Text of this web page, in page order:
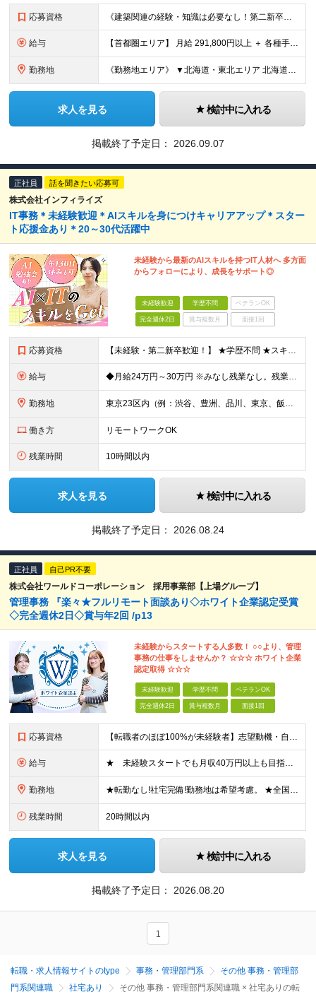
応募資格 《建築関連の経験・知識は必要なし！第二新卒歓迎》 ◎学歴・経歴・性別不問 ★20～30代メンバーが活躍中 ★U・Iターン歓迎 《応募条件》 ◆35歳までの方（若年層の長期キャリア形成を図るため） ※
給与 【首都圏エリア】 月給 291,800円以上 ＋ 各種手当 【北関東エリア】 月給 264,260円以上 ＋ 各種手当 【関西・四国エリア】 月給 278,040円以上 ＋ 各種手当 【中部エリ
勤務地 《勤務地エリア》 ▼北海道・東北エリア 北海道、青森県、秋田県、宮城県、岩手県、山形県、福島県 ▼関東エリア 東京都、神奈川県、埼玉県、茨城県、千葉県、群馬県、栃木県 ▼東海・北陸エリア 新潟県、
求人を見る 検討中に入れる
掲載終了予定日： 2026.09.07
正社員 話を聞きたい応募可
株式会社インフィライズ
IT事務＊未経験歓迎＊AIスキルを身につけキャリアアップ＊スター
ト応援金あり＊20～30代活躍中
未経験から最新のAIスキルを持つIT人材へ 多方面
からフォローにより、成長をサポート◎
未経験歓迎 学歴不問 ベテランOK
完全週休2日 賞与複数月 面接1回
応募資格 【未経験・第二新卒歓迎！】 ★学歴不問 ★スキルや経験は一切不問。私たちが何より大切にしているのは、 「人柄」と「やってみたい」という気持ちです。 ※30歳以下まで（若年層の長期キャリア形成のため）
給与 ◆月給24万円～30万円 ※みなし残業なし。残業代は全額別途支給します ※スキルや能力を考慮のうえ決定します ※試用期間3ヶ月あり（試用期間中の給与・待遇に差異なし） ＼豊富な手当も用意／ ◆交通費
勤務地 東京23区内（例：渋谷、豊洲、品川、東京、飯田橋など）の各プロジェクト先 ★転居を伴う転勤なし！勤務地は希望を考慮。 ◎上記勤務地は一例。ご希望や適性、状況を考慮し勤務地を決定。 ◎基本的には出社
働き方 リモートワークOK
残業時間 10時間以内
求人を見る 検討中に入れる
掲載終了予定日： 2026.08.24
正社員 自己PR不要
株式会社ワールドコーポレーション 採用事業部【上場グループ】
管理事務 『楽々★フルリモート面談あり◇ホワイト企業認定受賞
◇完全週休2日◇賞与年2回 /p13
未経験からスタートする人多数！ ○○より、管理
事務の仕事をしませんか？ ☆☆☆ ホワイト企業
認定取得 ☆☆☆
未経験歓迎 学歴不問 ベテランOK
完全週休2日 賞与複数月 面接1回
応募資格 【転職者のほぼ100%が未経験者】志望動機・自己PR不要 ◎学歴、職歴、転職回数、正社員経験の有無などは一切問いません！ ◎ご年齢が38歳までの方※若年層の長期キャリア形成のため 普通自動車免許（
給与 ★ 未経験スタートでも月収40万円以上も目指せます！ ★ ★ 試用期間6か月あり／給与・待遇に変更なし ★ ＼パターン①orパターン②で給与形態の選択が可能／ ＜パターン①＞ 月給+交通費+（残業
勤務地 ★転勤なし!社宅完備!勤務地は希望考慮。 ★全国の拠点 ★U・Iターン歓迎! ■関東/東京、神奈川、埼玉、千葉、群馬、栃木、茨城 ■東北/青森、秋田、岩手、宮城、福島、山形 ■関西/大阪、兵庫、京都
残業時間 20時間以内
求人を見る 検討中に入れる
掲載終了予定日： 2026.08.20
1
転職・求人情報サイトのtype 事務・管理部門系
その他 事務・管理部
門系関連職
社宅あり
その他 事務・管理部門系関連職 × 社宅ありの転